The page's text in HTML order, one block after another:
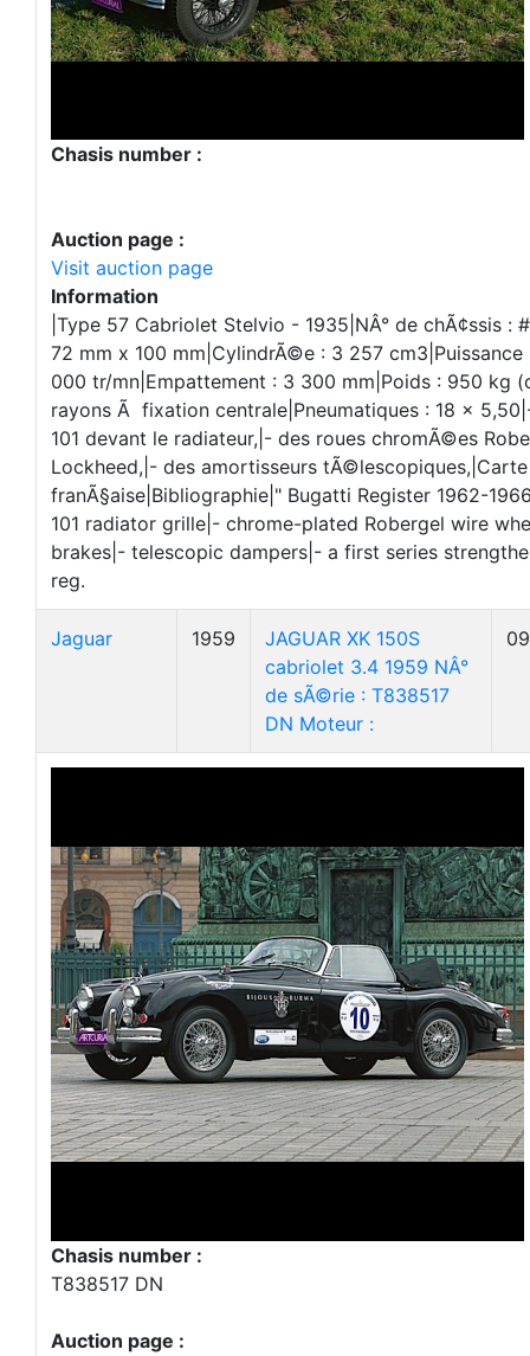
Chasis number :
Auction page :
Visit auction page
Information
|Type 57 Cabriolet Stelvio - 1935|NÂ° de chÃ¢ssis :
72 mm x 100 mm|CylindrÃ©e : 3 257
000 tr/mn|Empattement : 3 300 mm|Poids : 950 kg
rayons Ã fixation centrale|Pneumatiques : 18 x
101 devant le radiateur,|- des roues chromÃ©es
Lockheed,|- des amortisseurs
franÃ§aise|Bibliographie|" Bugatti Register 1962-
101 radiator grille|- chrome-plated Robergel wire
brakes|- telescopic dampers|- a first series
reg.
Jaguar 1959
JAGUAR XK 150S
cabriolet 3.4 1959 NÂ°
de sÃ©rie : T838517
DN Moteur :
Chasis number :
T838517 DN
Auction page :